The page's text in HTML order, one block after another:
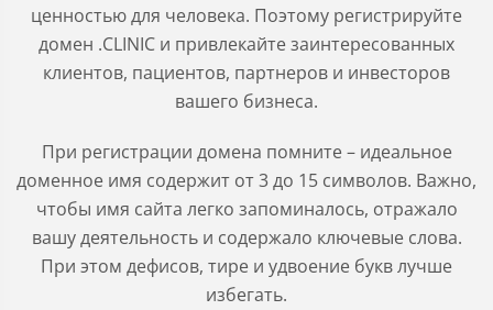
ценностью для человека. Поэтому регистрируйте
домен .CLINIC и привлекайте заинтересованных
клиентов, пациентов, партнеров и инвесторов
вашего бизнеса.
При регистрации домена помните – идеальное
доменное имя содержит от 3 до 15 символов. Важно,
чтобы имя сайта легко запоминалось, отражало
вашу деятельность и содержало ключевые слова.
При этом дефисов, тире и удвоение букв лучше
избегать.